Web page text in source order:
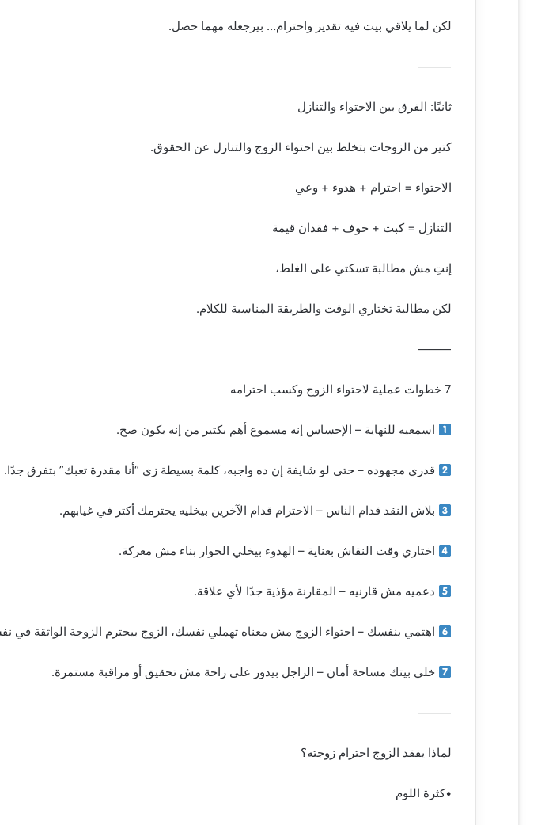
لكن لما يلاقي بيت فيه تقدير واحترام… بيرجعله مهما حصل.
⸻
ثانيًا: الفرق بين الاحتواء والتنازل
كتير من الزوجات بتخلط بين احتواء الزوج والتنازل عن الحقوق.
الاحتواء = احترام + هدوء + وعي
التنازل = كبت + خوف + فقدان قيمة
إنتِ مش مطالبة تسكتي على الغلط،
لكن مطالبة تختاري الوقت والطريقة المناسبة للكلام.
⸻
7 خطوات عملية لاحتواء الزوج وكسب احترامه
اسمعيه للنهاية – الإحساس إنه مسموع أهم بكتير من إنه يكون صح.
قدري مجهوده – حتى لو شايفة إن ده واجبه، كلمة بسيطة زي “أنا مقدرة تعبك” بتفرق جدًا.
بلاش النقد قدام الناس – الاحترام قدام الآخرين بيخليه يحترمك أكتر في غيابهم.
اختاري وقت النقاش بعناية – الهدوء بيخلي الحوار بناء مش معركة.
دعميه مش قارنيه – المقارنة مؤذية جدًا لأي علاقة.
اهتمي بنفسك – احتواء الزوج مش معناه تهملي نفسك، الزوج بيحترم الزوجة الواثقة في
خلي بيتك مساحة أمان – الراجل بيدور على راحة مش تحقيق أو مراقبة مستمرة.
⸻
لماذا يفقد الزوج احترام زوجته؟
•كثرة اللوم